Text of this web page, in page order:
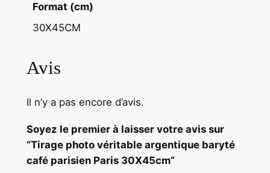
a
r
i
Format (cm)
30X45CM
Avis
Il n’y a pas encore d’avis.
Soyez le premier à laisser votre avis sur
“Tirage photo véritable argentique baryté
café parisien Paris 30X45cm”